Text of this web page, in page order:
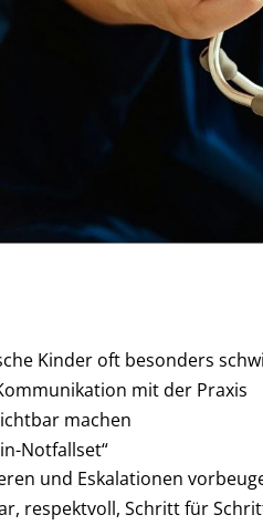
Kinder oft besonders
mit der Praxis
machen
Notfallset“
und Eskalationen
respektvoll, Schritt für